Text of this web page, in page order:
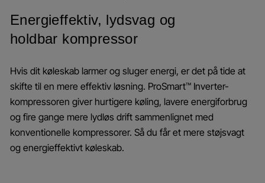
Energieffektiv, lydsvag og
holdbar kompressor
Hvis dit køleskab larmer og sluger energi, er det på tide at
skifte til en mere effektiv løsning. ProSmart™ Inverter-
kompressoren giver hurtigere køling, lavere energiforbrug
og fire gange mere lydløs drift sammenlignet med
konventionelle kompressorer. Så du får et mere støjsvagt
og energieffektivt køleskab.